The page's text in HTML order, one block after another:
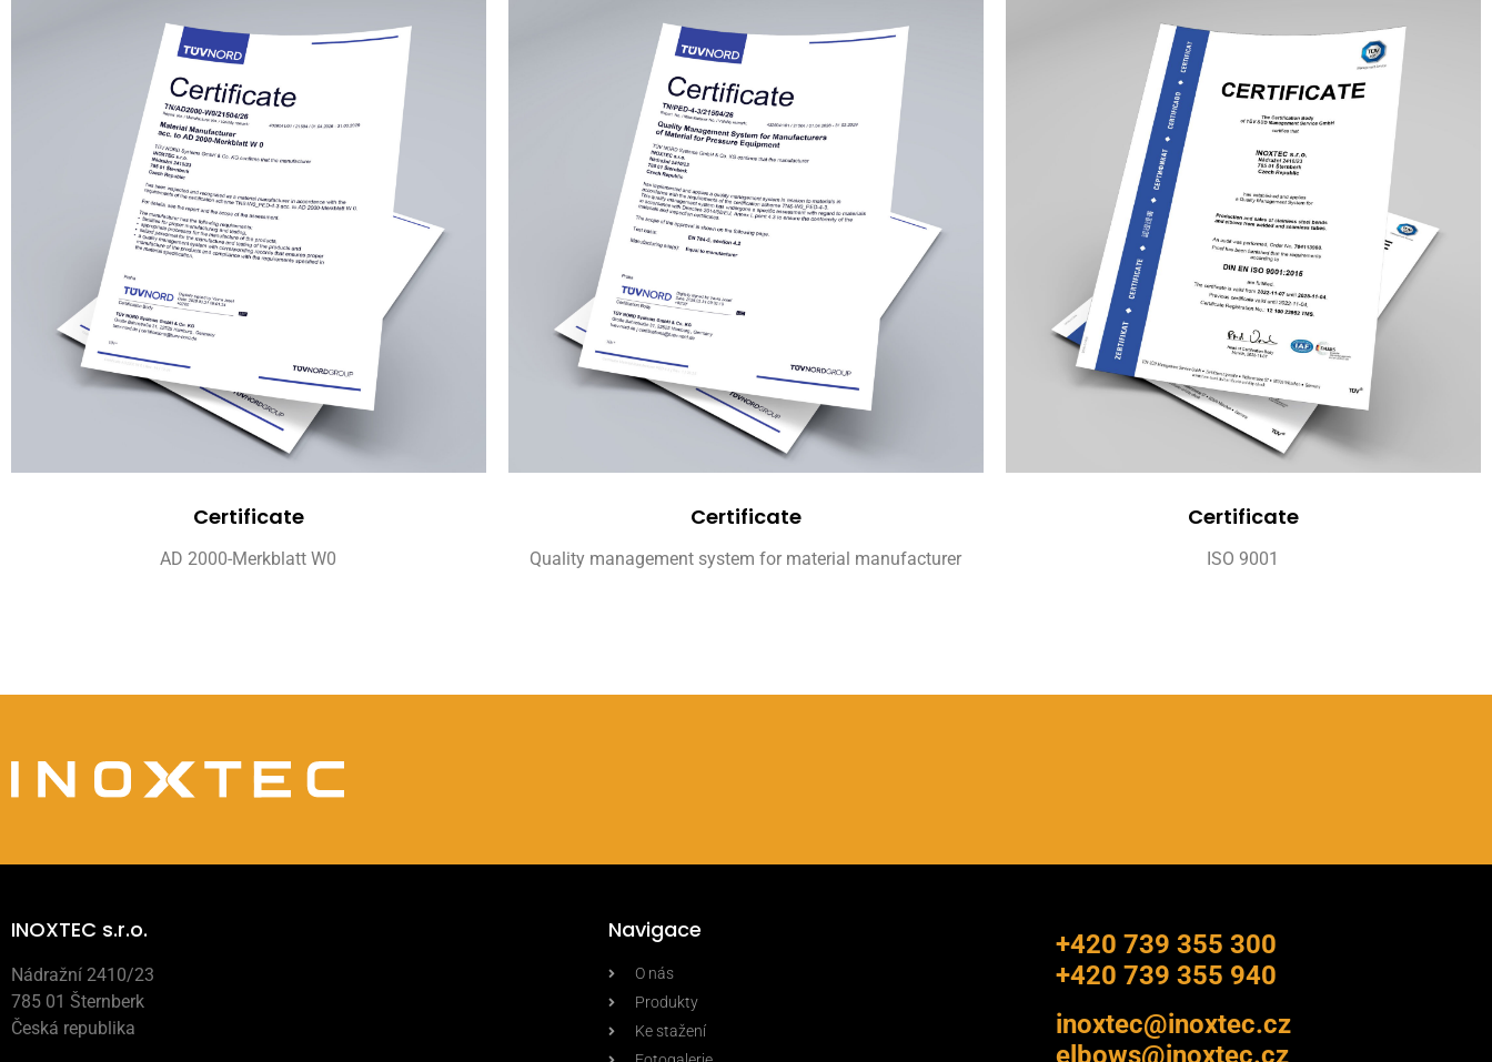
Certificate
AD 2000-Merkblatt W0
Certificate
Quality management system for material manufacturer
Certificate
ISO 9001
INOXTEC s.r.o.
Nádražní 2410/23
785 01 Šternberk
Česká republika
Navigace
O nás
Produkty
Ke stažení
+420 739 355 300
+420 739 355 940
inoxtec@inoxtec.cz
elbows@inoxtec.cz